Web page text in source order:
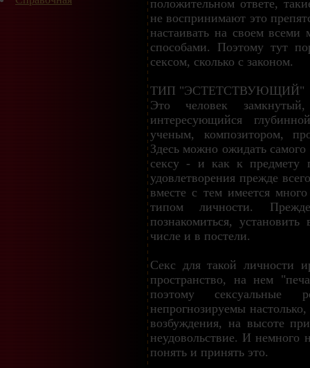
положительном ответе,
не воспринимают это
настаивать на своем
способами. Поэтому тут
сексом, сколько с законом.
ТИП "ЭСТЕТСТВУЮЩИЙ"
Это человек
интересующийся
ученым, композитором,
Здесь можно ожидать
сексу - и как к предмету
удовлетворения прежде
вместе с тем имеется
типом личности.
познакомиться,
числе и в постели.
Секс для такой личности
пространство, на нем
поэтому сексуальные
непрогнозируемы
возбуждения, на высоте
неудовольствие. И немного
понять и принять это.